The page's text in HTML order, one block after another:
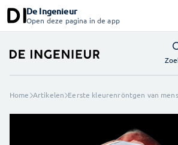
De Ingenieur
Open deze pagina in de app
Home Artikelen Eerste kleurenröntgen van